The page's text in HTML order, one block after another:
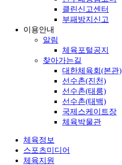
클린신고센터
부패방지신고
이용안내
알림
체육포털공지
찾아가는길
대한체육회(본관)
선수촌(진천)
선수촌(태릉)
선수촌(태백)
국제스케이트장
체육박물관
체육정보
스포츠미디어
체육지원